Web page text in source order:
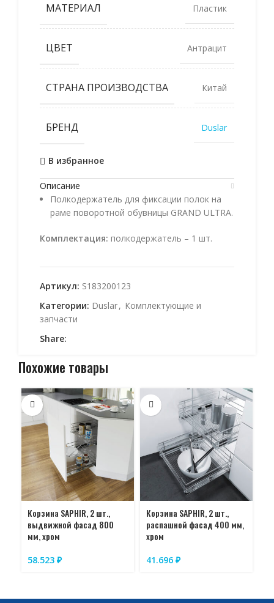
МАТЕРИАЛ Пластик
ЦВЕТ Антрацит
СТРАНА ПРОИЗВОДСТВА Китай
БРЕНД Duslar
В избранное
Описание
Полкодержатель для фиксации полок на
раме поворотной обувницы GRAND ULTRA.
Комплектация: полкодержатель – 1 шт.
Артикул: S183200123
Категории: Duslar, Комплектующие и
запчасти
Share:
Похожие товары
Корзина SAPHIR, 2 шт.,
выдвижной фасад 800
мм, хром
58.523 ₽
Корзина SAPHIR, 2 шт.,
распашной фасад 400 мм,
хром
41.696 ₽